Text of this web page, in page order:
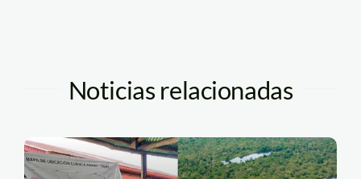
Noticias relacionadas